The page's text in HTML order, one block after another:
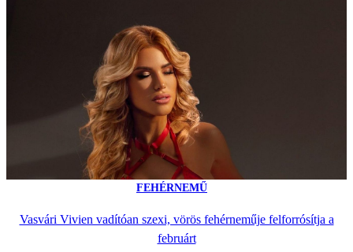
FEHÉRNEMŰ
Vasvári Vivien vadítóan szexi, vörös fehérneműje felforrósítja a
februárt